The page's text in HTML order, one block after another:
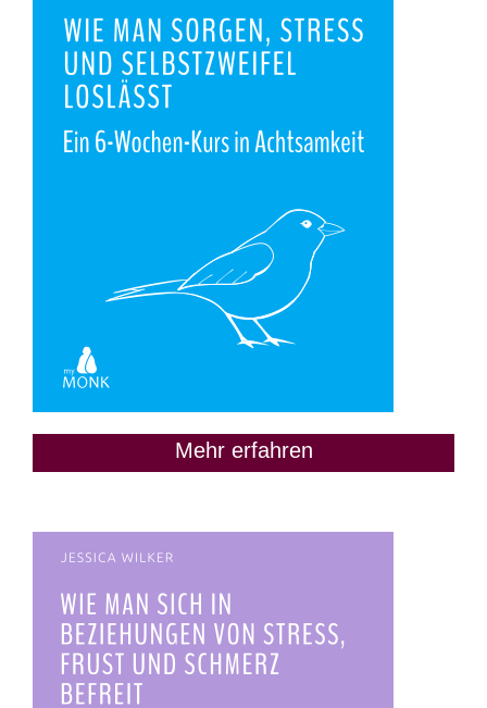
Mehr erfahren